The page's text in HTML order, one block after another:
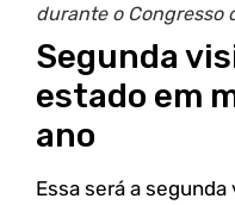
durante o Congresso
Segunda
estado em
ano
Essa será a